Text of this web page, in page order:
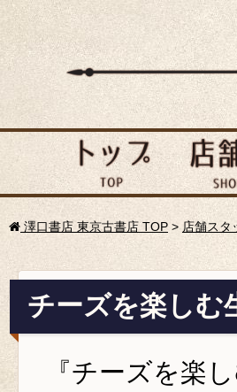
澤口書店 東京古書店 TOP > 店舗スタ
チーズを楽しむ
『チーズを楽